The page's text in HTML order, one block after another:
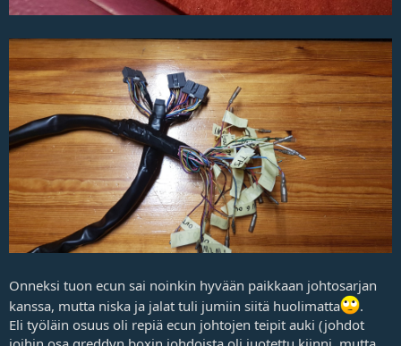
Onneksi tuon ecun sai noinkin hyvään paikkaan johtosarjan
kanssa, mutta niska ja jalat tuli jumiin siitä huolimatta
.
Eli työläin osuus oli repiä ecun johtojen teipit auki (johdot